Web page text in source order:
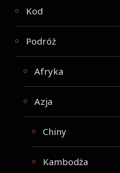
Kod
Podróż
Afryka
Azja
Chiny
Kambodża